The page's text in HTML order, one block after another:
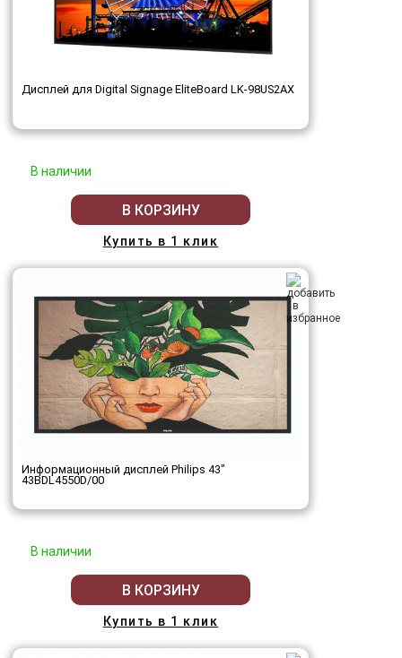
Дисплей для Digital Signage EliteBoard LK-98US2AX
В наличии
В КОРЗИНУ
Купить в 1 клик
Информационный дисплей Philips 43"
43BDL4550D/00
В наличии
В КОРЗИНУ
Купить в 1 клик